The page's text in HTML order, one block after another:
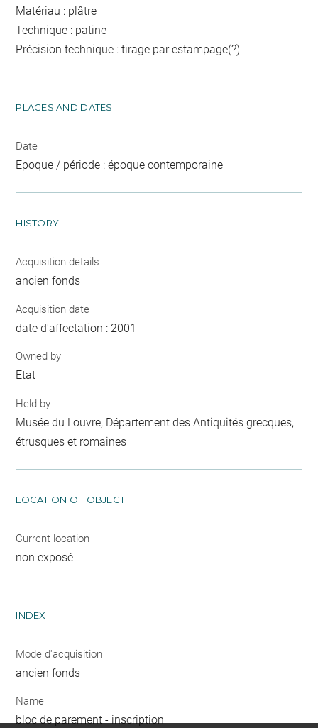
Matériau : plâtre
Technique : patine
Précision technique : tirage par estampage(?)
PLACES AND DATES
Date
Epoque / période : époque contemporaine
HISTORY
Acquisition details
ancien fonds
Acquisition date
date d'affectation : 2001
Owned by
Etat
Held by
Musée du Louvre, Département des Antiquités grecques,
étrusques et romaines
LOCATION OF OBJECT
Current location
non exposé
INDEX
Mode d'acquisition
ancien fonds
Name
bloc de parement-inscription